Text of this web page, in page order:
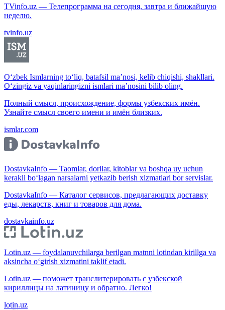
TVinfo.uz — Телепрограмма на сегодня, завтра и ближайшую
неделю.
tvinfo.uz
O‘zbek Ismlarning to‘liq, batafsil ma’nosi, kelib chiqishi, shakllari.
O‘zingiz va yaqinlaringizni ismlari ma’nosini bilib oling.
Полный смысл, происхождение, формы узбекских имён.
Узнайте смысл своего имени и имён близких.
ismlar.com
DostavkaInfo — Taomlar, dorilar, kitoblar va boshqa uy uchun
kerakli bo‘lagan narsalarni yetkazib berish xizmatlari bor servislar.
DostavkaInfo — Каталог сервисов, предлагающих доставку
еды, лекарств, книг и товаров для дома.
dostavkainfo.uz
Lotin.uz — foydalanuvchilarga berilgan matnni lotindan kirillga va
aksincha o‘girish xizmatini taklif etadi.
Lotin.uz — поможет транслитерировать с узбекской
кириллицы на латиницу и обратно. Легко!
lotin.uz